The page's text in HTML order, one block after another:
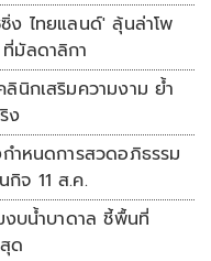
ง ไทยแลนด์' ลุ้นล่าโพ
มัลดาลิกา
ลินิกเสริมความงาม ย้ำ
ง
ำหนดการสวดอภิธรรม
จ 11 ส.ค.
บน้ำบาดาล ชี้พื้นที่
ด